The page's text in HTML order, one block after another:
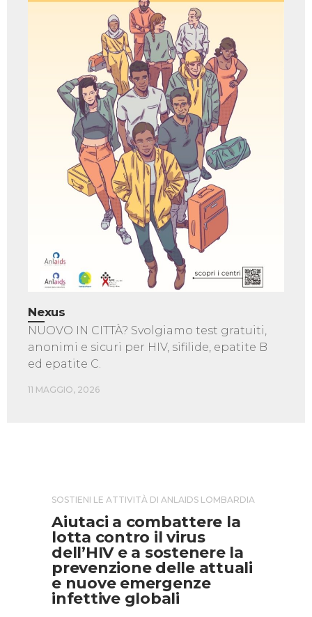
Nexus
NUOVO IN CITTÀ? Svolgiamo test gratuiti,
anonimi e sicuri per HIV, sifilide, epatite B
ed epatite C.
11 MAGGIO, 2026
SOSTIENI LE ATTIVITÀ DI ANLAIDS LOMBARDIA
Aiutaci a combattere la
lotta contro il virus
dell’HIV e a sostenere la
prevenzione delle attuali
e nuove emergenze
infettive globali